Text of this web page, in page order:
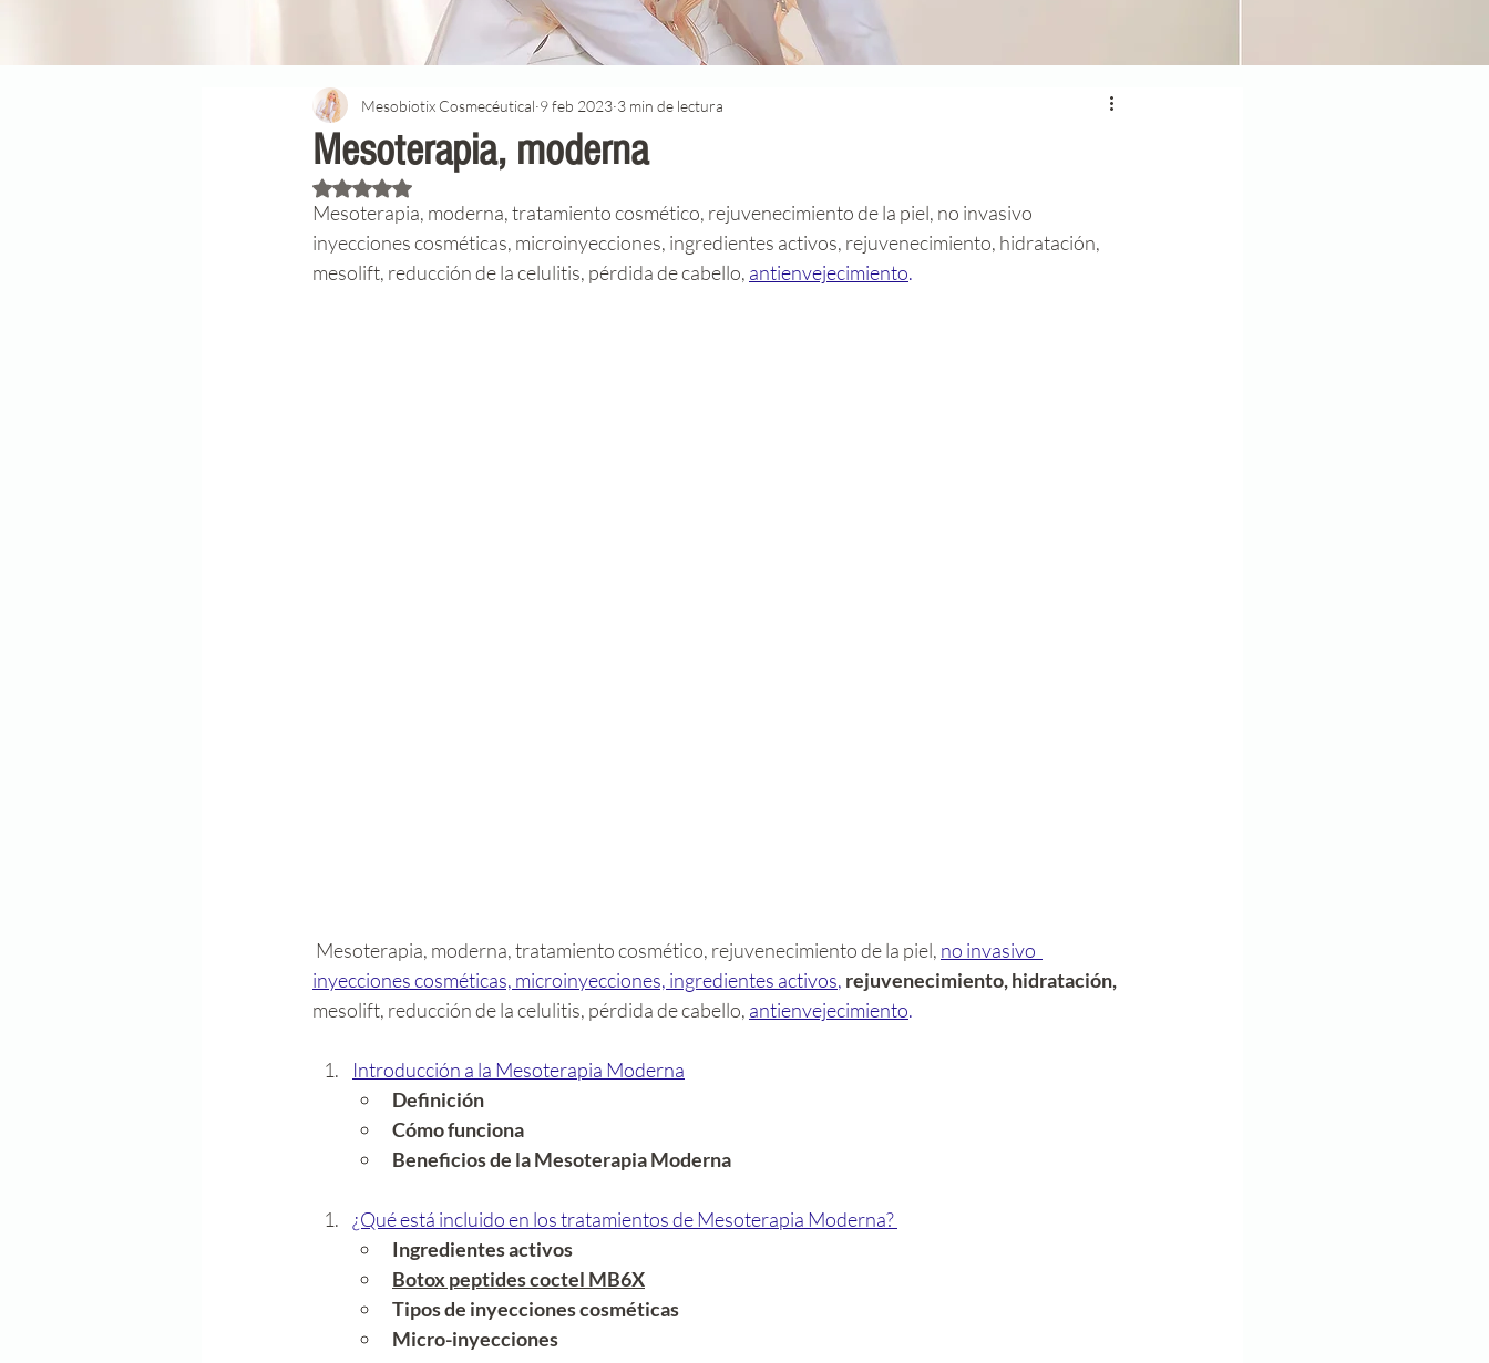
Mesoterapia, moderna
Mesobiotix Cosmecéutical 9 feb 2023 3 min de lectura
Obtuvo NaN de 5 estrellas.
Mesoterapia, moderna, tratamiento cosmético, rejuvenecimiento de la piel, no invasivo
inyecciones cosméticas, microinyecciones, ingredientes activos, rejuvenecimiento, hidratación,
mesolift, reducción de la celulitis, pérdida de cabello, antienvejecimiento.
Mesoterapia, moderna, tratamiento cosmético, rejuvenecimiento de la piel, no invasivo
inyecciones cosméticas, microinyecciones, ingredientes activos, rejuvenecimiento, hidratación,
mesolift, reducción de la celulitis, pérdida de cabello, antienvejecimiento.
Introducción a la Mesoterapia Moderna
Definición
Cómo funciona
Beneficios de la Mesoterapia Moderna
¿Qué está incluido en los tratamientos de Mesoterapia Moderna?
Ingredientes activos
Botox peptides coctel MB6X
Tipos de inyecciones cosméticas
Micro-inyecciones